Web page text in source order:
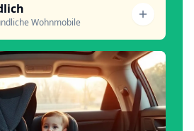
Wohnmobile